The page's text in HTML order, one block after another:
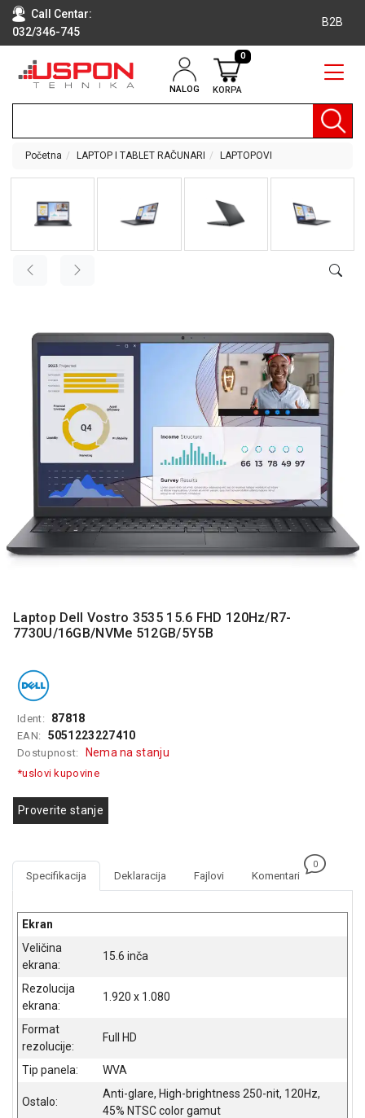
Call Centar:
032/346-745
B2B
NALOG KORPA
0
RAČUNARI
TEHNIKA
OPREMA
AUDIO,
VIDEO
RAČUNARI
MONITORI
FIKSNI
TELEFONI
MALI
KUĆNI
APARATI
TELA
RAČUNARSKE
GAMING
EELEKTRO
SOLARNI
MREŽNA
ŠTAMPAČI,
FOTOKOPIRI
FOTOAPARATI
I KAMERE
GPS
NAVIGACIJE
NADZOR I
Početna LAPTOP I TABLET RAČUNARI LAPTOPOVI
Laptop Dell Vostro 3535 15.6 FHD 120Hz/R7-
7730U/16GB/NVMe 512GB/5Y5B
Ident: 87818
EAN: 5051223227410
Dostupnost: Nema na stanju
*uslovi kupovine
Proverite stanje
Specifikacija Deklaracija Fajlovi Komentari
0
Ekran
Veličina
ekrana:
15.6 inča
Rezolucija
ekrana:
1.920 x 1.080
Format
rezolucije:
Full HD
Tip panela: WVA
Ostalo:
Anti-glare, High-brightness 250-nit, 120Hz,
45% NTSC color gamut